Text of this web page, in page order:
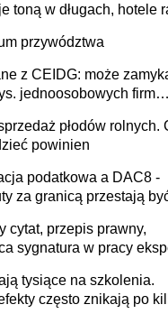
toną w długach, hotele
przywództwa
z CEIDG: może
jednoosobowych firm
płodów rolnych.
powinien
podatkowa a DAC8 -
za granicą przestają
cytat, przepis prawny,
sygnatura w pracy
tysiące na szkolenia.
często znikają po